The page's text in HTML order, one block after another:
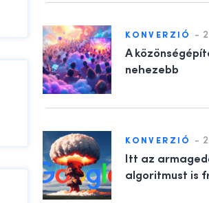
KONVERZIÓ -
A
nehezebb
KONVERZIÓ -
Itt az
algoritmust is